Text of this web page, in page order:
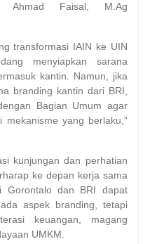
Ahmad Faisal, M.Ag
transformasi IAIN ke UIN
menyiapkan sarana
kantin. Namun, jika
branding kantin dari BRI,
Bagian Umum agar
mekanisme yang berlaku,”
kunjungan dan perhatian
ke depan kerja sama
Gorontalo dan BRI dapat
aspek branding, tetapi
keuangan, magang
UMKM.